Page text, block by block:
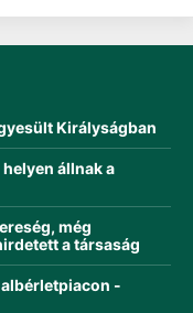
Királyságban
állnak a
még
a társaság
-